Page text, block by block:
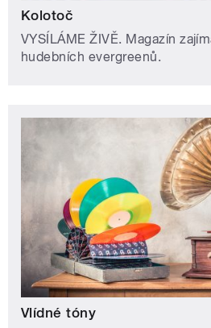
Kolotoč
VYSÍLÁME ŽIVĚ. Magazín
hudebních evergreenů.
Vlídné tóny